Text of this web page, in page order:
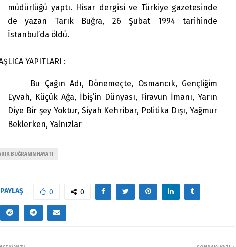
müdürlüğü yaptı. Hisar dergisi ve Türkiye gazetesinde
de yazan Tarık Buğra, 26 Şubat 1994 tarihinde
İstanbul’da öldü.
YAPITLARI :
Bu Çağın Adı, Dönemeçte, Osmancık, Gençliğim
Eyvah, Küçük Ağa, İbiş’in Dünyası, Firavun İmanı, Yarın
Diye Bir şey Yoktur, Siyah Kehribar, Politika Dışı, Yağmur
Beklerken, Yalnızlar
BUĞRANIN HAYATI
PAYLAŞ 0 0